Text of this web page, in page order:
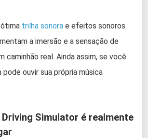
trilha sonora e efeitos sonoros
a imersão e a sensação de
caminhão real. Ainda assim, se você
ouvir sua própria música
Simulator é realmente